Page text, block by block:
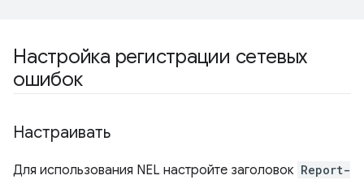
Настройка регистрации сетевых
ошибок
Настраивать
Для использования NEL настройте заголовок Report-